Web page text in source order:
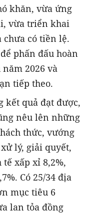
khăn, vừa ứng
vừa triển khai
có tiền lệ.
phấn đấu hoàn
2026 và
tiếp theo.
kết quả đạt được,
nêu lên những
thức, vướng
lý, giải quyết,
xấp xỉ 8,2%,
Có 25/34 địa
mục tiêu 6
lan tỏa đồng